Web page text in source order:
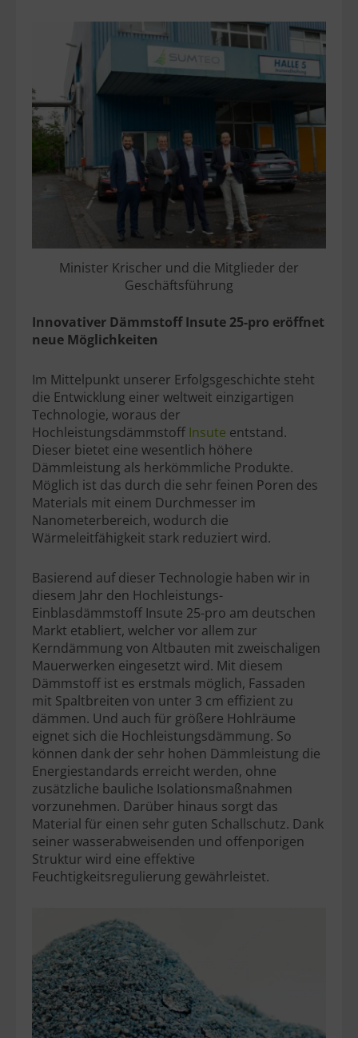
Minister Krischer und die Mitglieder der
Geschäftsführung
Innovativer Dämmstoff Insute 25-pro eröffnet
neue Möglichkeiten
Im Mittelpunkt unserer Erfolgsgeschichte steht
die Entwicklung einer weltweit einzigartigen
Technologie, woraus der
Hochleistungsdämmstoff Insute entstand.
Dieser bietet eine wesentlich höhere
Dämmleistung als herkömmliche Produkte.
Möglich ist das durch die sehr feinen Poren des
Materials mit einem Durchmesser im
Nanometerbereich, wodurch die
Wärmeleitfähigkeit stark reduziert wird.
Basierend auf dieser Technologie haben wir in
diesem Jahr den Hochleistungs-
Einblasdämmstoff Insute 25-pro am deutschen
Markt etabliert, welcher vor allem zur
Kerndämmung von Altbauten mit zweischaligen
Mauerwerken eingesetzt wird. Mit diesem
Dämmstoff ist es erstmals möglich, Fassaden
mit Spaltbreiten von unter 3 cm effizient zu
dämmen. Und auch für größere Hohlräume
eignet sich die Hochleistungsdämmung. So
können dank der sehr hohen Dämmleistung die
Energiestandards erreicht werden, ohne
zusätzliche bauliche Isolationsmaßnahmen
vorzunehmen. Darüber hinaus sorgt das
Material für einen sehr guten Schallschutz. Dank
seiner wasserabweisenden und offenporigen
Struktur wird eine effektive
Feuchtigkeitsregulierung gewährleistet.